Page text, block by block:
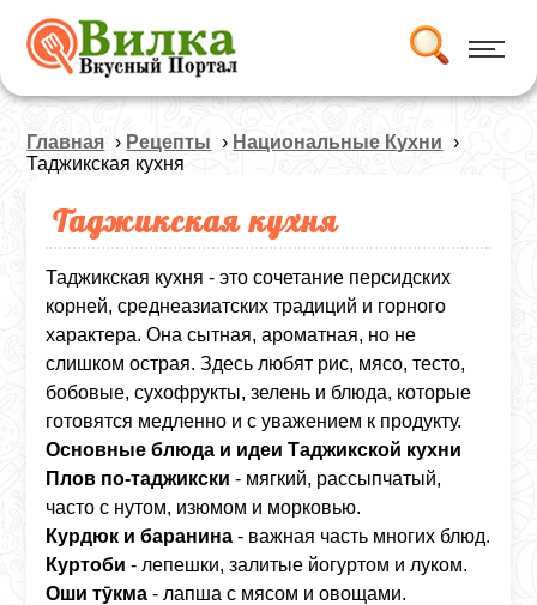
Главная › Рецепты › Национальные Кухни ›
Таджикская кухня
Таджикская кухня
Таджикская кухня - это сочетание персидских
корней, среднеазиатских традиций и горного
характера. Она сытная, ароматная, но не
слишком острая. Здесь любят рис, мясо, тесто,
бобовые, сухофрукты, зелень и блюда, которые
готовятся медленно и с уважением к продукту.
Основные блюда и идеи Таджикской кухни
Плов по‑таджикски - мягкий, рассыпчатый,
часто с нутом, изюмом и морковью.
Курдюк и баранина - важная часть многих блюд.
Куртоби - лепешки, залитые йогуртом и луком.
Оши тӯкма - лапша с мясом и овощами.